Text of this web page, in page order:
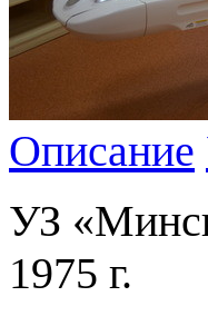
Описание
УЗ
1975 г.